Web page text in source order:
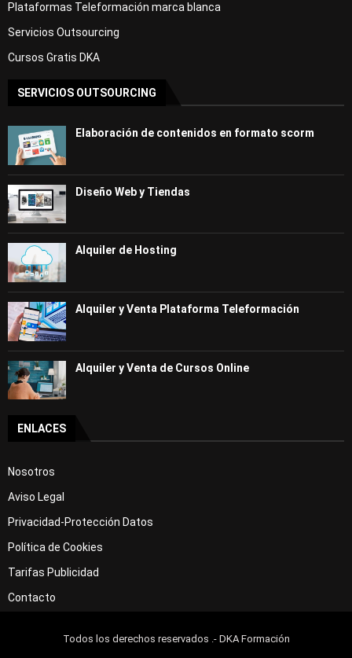
Plataformas Teleformación marca blanca
Servicios Outsourcing
Cursos Gratis DKA
SERVICIOS OUTSOURCING
Elaboración de contenidos en formato scorm
Diseño Web y Tiendas
Alquiler de Hosting
Alquiler y Venta Plataforma Teleformación
Alquiler y Venta de Cursos Online
ENLACES
Nosotros
Aviso Legal
Privacidad-Protección Datos
Política de Cookies
Tarifas Publicidad
Contacto
Todos los derechos reservados .- DKA Formación